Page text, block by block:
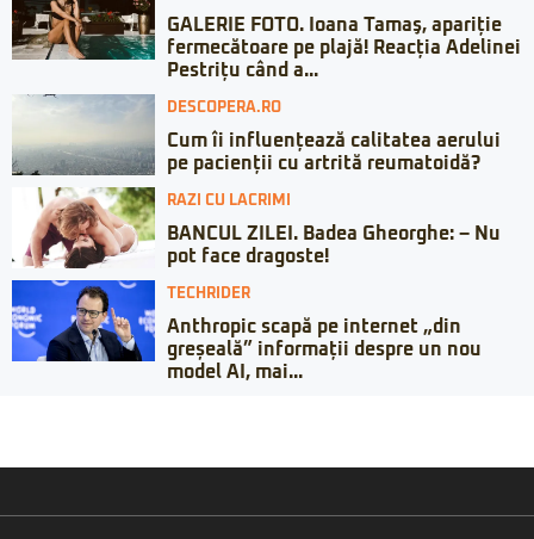
GALERIE FOTO. Ioana Tamaş, apariție
fermecătoare pe plajă! Reacția Adelinei
Pestrițu când a...
DESCOPERA.RO
Cum îi influențează calitatea aerului
pe pacienții cu artrită reumatoidă?
RAZI CU LACRIMI
BANCUL ZILEI. Badea Gheorghe: – Nu
pot face dragoste!
TECHRIDER
Anthropic scapă pe internet „din
greșeală” informații despre un nou
model AI, mai...